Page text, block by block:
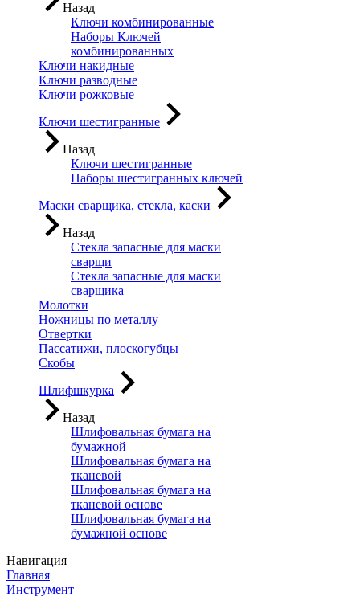
Назад
Ключи комбинированные
Наборы Ключей
комбинированных
Ключи накидные
Ключи разводные
Ключи рожковые
Ключи шестигранные
Назад
Ключи шестигранные
Наборы шестигранных ключей
Маски сварщика, стекла, каски
Назад
Стекла запасные для маски
сварщи
Стекла запасные для маски
сварщика
Молотки
Ножницы по металлу
Отвертки
Пассатижи, плоскогубцы
Скобы
Шлифшкурка
Назад
Шлифовальная бумага на
бумажной
Шлифовальная бумага на
тканевой
Шлифовальная бумага на
тканевой основе
Шлифовальная бумага на
бумажной основе
Навигация
Главная
Инструмент